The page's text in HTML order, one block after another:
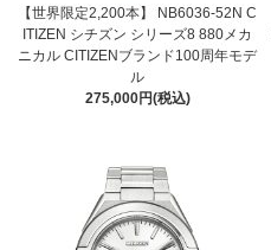
【世界限定2,200本】 NB6036-52N C
ITIZEN シチズン シリーズ8 880メカ
ニカル CITIZENブランド100周年モデ
ル
275,000円(税込)